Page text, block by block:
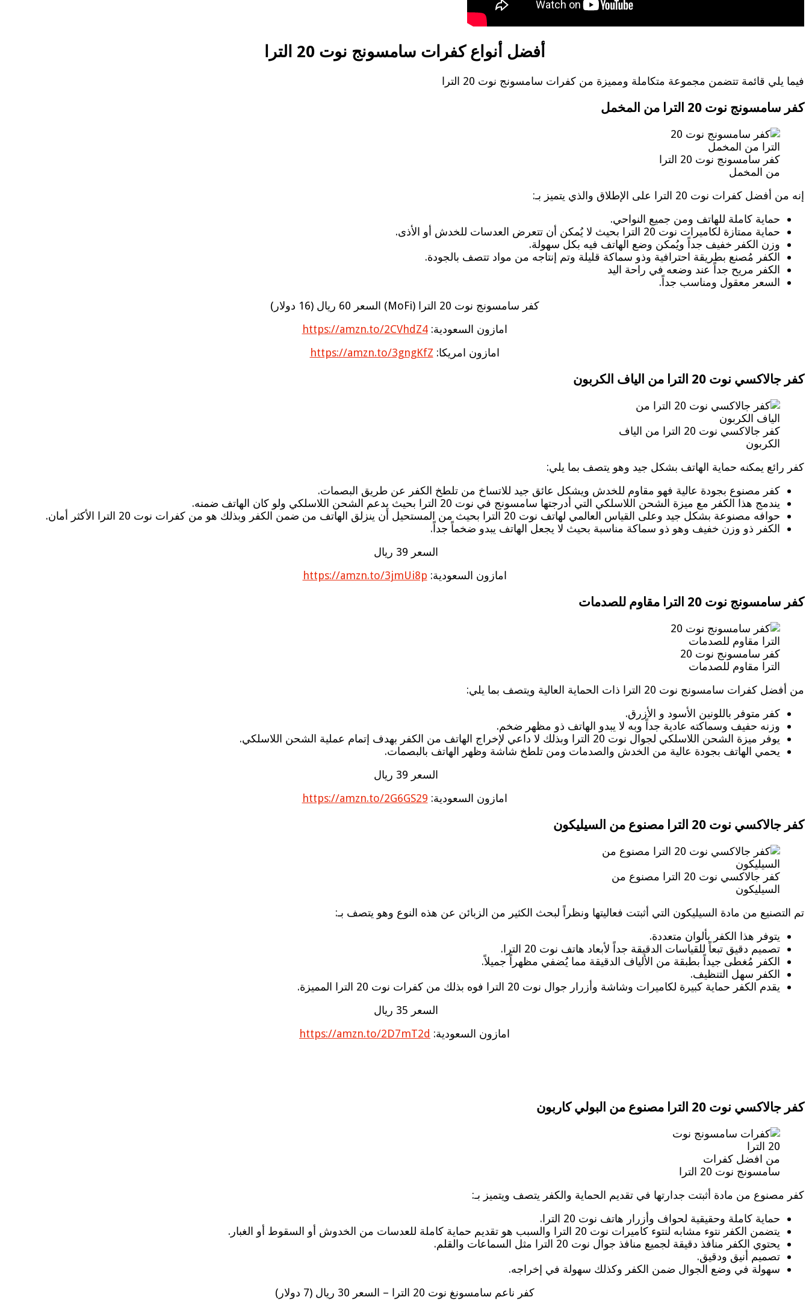
أفضل أنواعكفرات سامسونج نوت 20 الترا
فيما يلي قائمة تتضمن مجموعة متكاملة ومميزة من كفرات سامسونج نوت 20 الترا
كفر سامسونج نوت 20 الترا من المخمل
كفر سامسونج نوت 20 الترا
من المخمل
إنه من أفضل كفرات نوت 20 الترا على الإطلاق والذي يتميز بـ:
حماية كاملة للهاتف ومن جميع النواحي.
حماية ممتازة لكاميرات نوت 20 الترا بحيث لا يُمكن أن تتعرض العدسات للخدش أو الأذى.
وزن الكفر خفيف جداً ويُمكن وضع الهاتف فيه بكل سهولة.
الكفر مُصنع بطريقة احترافية وذو سماكة قليلة وتم إنتاجه من مواد تتصف بالجودة.
الكفر مريح جداً عند وضعه في راحة اليد
السعر معقول ومناسب جداً.
كفر سامسونج نوت 20 الترا (MoFi) السعر 60 ريال (16 دولار)
امازون السعودية:https://amzn.to/2CVhdZ4
امازون امريكا: https://amzn.to/3gngKfZ
كفر جالاكسي نوت 20 الترا من الياف الكربون
كفر جالاكسي نوت 20 الترا من الياف
الكربون
كفر رائع يمكنه حماية الهاتف بشكل جيد وهو يتصف بما يلي:
كفر مصنوع بجودة عالية فهو مقاوم للخدش ويشكل عائق جيد للاتساخ من تلطخ الكفر عن طريق البصمات.
يندمج هذا الكفر مع ميزة الشحن اللاسلكي التي أدرجتها سامسونج في نوت 20 الترا بحيث يدعم الشحن اللاسلكي ولو كان الهاتف ضمنه.
حوافه مصنوعة بشكل جيد وعلى القياس العالمي لهاتف نوت 20 الترا بحيث من المستحيل أن ينزلق الهاتف من ضمن الكفر وبذلك هو من كفرات نوت 20 الترا الأكثر أمان.
الكفر ذو وزن خفيف وهو ذو سماكة مناسبة بحيث لا يجعل الهاتف يبدو ضخماً جداً.
السعر 39 ريال
امازون السعودية: https://amzn.to/3jmUi8p
كفر سامسونج نوت 20 الترا مقاوم للصدمات
كفر سامسونج نوت 20
الترا مقاوم للصدمات
من أفضل كفرات سامسونج نوت 20 الترا ذات الحماية العالية ويتصف بما يلي:
كفر متوفر باللونين الأسود و الأزرق.
وزنه حفيف وسماكته عادية جداً وبه لا يبدو الهاتف ذو مظهر ضخم.
يوفر ميزة الشحن اللاسلكي لجوال نوت 20 الترا وبذلك لا داعي لإخراج الهاتف من الكفر بهدف إتمام عملية الشحن اللاسلكي.
يحمي الهاتف بجودة عالية من الخدش والصدمات ومن تلطخ شاشة وظهر الهاتف بالبصمات.
السعر 39 ريال
امازون السعودية: https://amzn.to/2G6GS29
كفر جالاكسي نوت 20 الترا مصنوع من السيليكون
كفر جالاكسي نوت 20 الترا مصنوع من
السيليكون
تم التصنيع من مادة السيليكون التي أثبتت فعاليتها ونظراً لبحث الكثير من الزبائن عن هذه النوع وهو يتصف بـ:
يتوفر هذا الكفر بألوان متعددة.
تصميم دقيق تبعاً للقياسات الدقيقة جداً لأبعاد هاتف نوت 20 الترا.
الكفر مُغطى جيداً بطبقة من الألياف الدقيقة مما يُضفي مظهراً جميلاً.
الكفر سهل التنظيف.
يقدم الكفر حماية كبيرة لكاميرات وشاشة وأزرار جوال نوت 20 الترا فوه بذلك من كفرات نوت 20 الترا المميزة.
السعر 35 ريال
امازون السعودية: https://amzn.to/2D7mT2d
كفر جالاكسي نوت 20 الترا مصنوع من البولي كاربون
من افضل كفرات
سامسونج نوت 20 الترا
كفر مصنوع من مادة أثبتت جدارتها في تقديم الحماية والكفر يتصف ويتميز بـ:
حماية كاملة وحقيقية لحواف وأزرار هاتف نوت 20 الترا.
يتضمن الكفر نتوء مشابه لنتوء كاميرات نوت 20 الترا والسبب هو تقديم حماية كاملة للعدسات من الخدوش أو السقوط أو الغبار.
يحتوي الكفر منافذ دقيقة لجميع منافذ جوال نوت 20 الترا مثل السماعات والقلم.
تصميم أنيق ودقيق.
سهولة في وضع الجوال ضمن الكفر وكذلك سهولة في إخراجه.
كفر ناعم سامسونغ نوت 20 الترا – السعر 30 ريال (7 دولار)